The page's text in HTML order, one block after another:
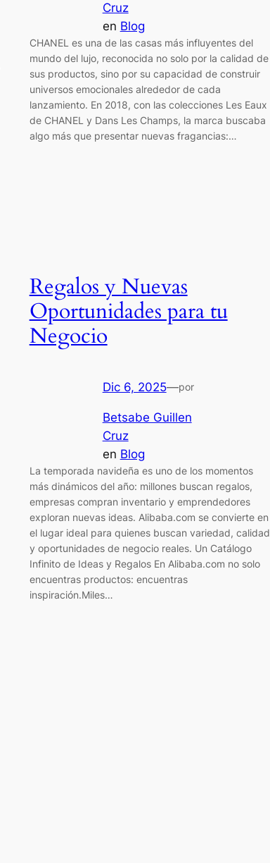
Cruz
en Blog
CHANEL es una de las casas más influyentes del
mundo del lujo, reconocida no solo por la calidad de
sus productos, sino por su capacidad de construir
universos emocionales alrededor de cada
lanzamiento. En 2018, con las colecciones Les Eaux
de CHANEL y Dans Les Champs, la marca buscaba
algo más que presentar nuevas fragancias:…
Regalos y Nuevas
Oportunidades para tu
Negocio
Dic 6, 2025—por
Betsabe Guillen
Cruz
en Blog
La temporada navideña es uno de los momentos
más dinámicos del año: millones buscan regalos,
empresas compran inventario y emprendedores
exploran nuevas ideas. Alibaba.com se convierte en
el lugar ideal para quienes buscan variedad, calidad
y oportunidades de negocio reales. Un Catálogo
Infinito de Ideas y Regalos En Alibaba.com no solo
encuentras productos: encuentras
inspiración.Miles…